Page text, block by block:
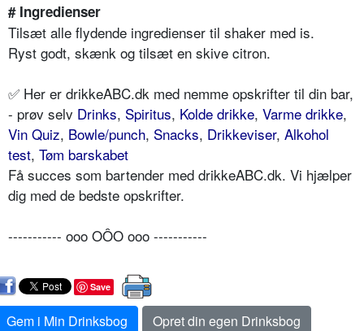
# Ingredienser
Tilsæt alle flydende ingredienser til shaker med is.
Ryst godt, skænk og tilsæt en skive citron.
✅ Her er drikkeABC.dk med nemme opskrifter til din bar,
- prøv selv Drinks, Spiritus, Kolde drikke, Varme drikke,
Vin Quiz, Bowle/punch, Snacks, Drikkeviser, Alkohol
test, Tøm barskabet
Få succes som bartender med drikkeABC.dk. Vi hjælper
dig med de bedste opskrifter.
----------- ooo OÔO ooo -----------
Save
Gem i Min Drinksbog
Opret din egen Drinksbog